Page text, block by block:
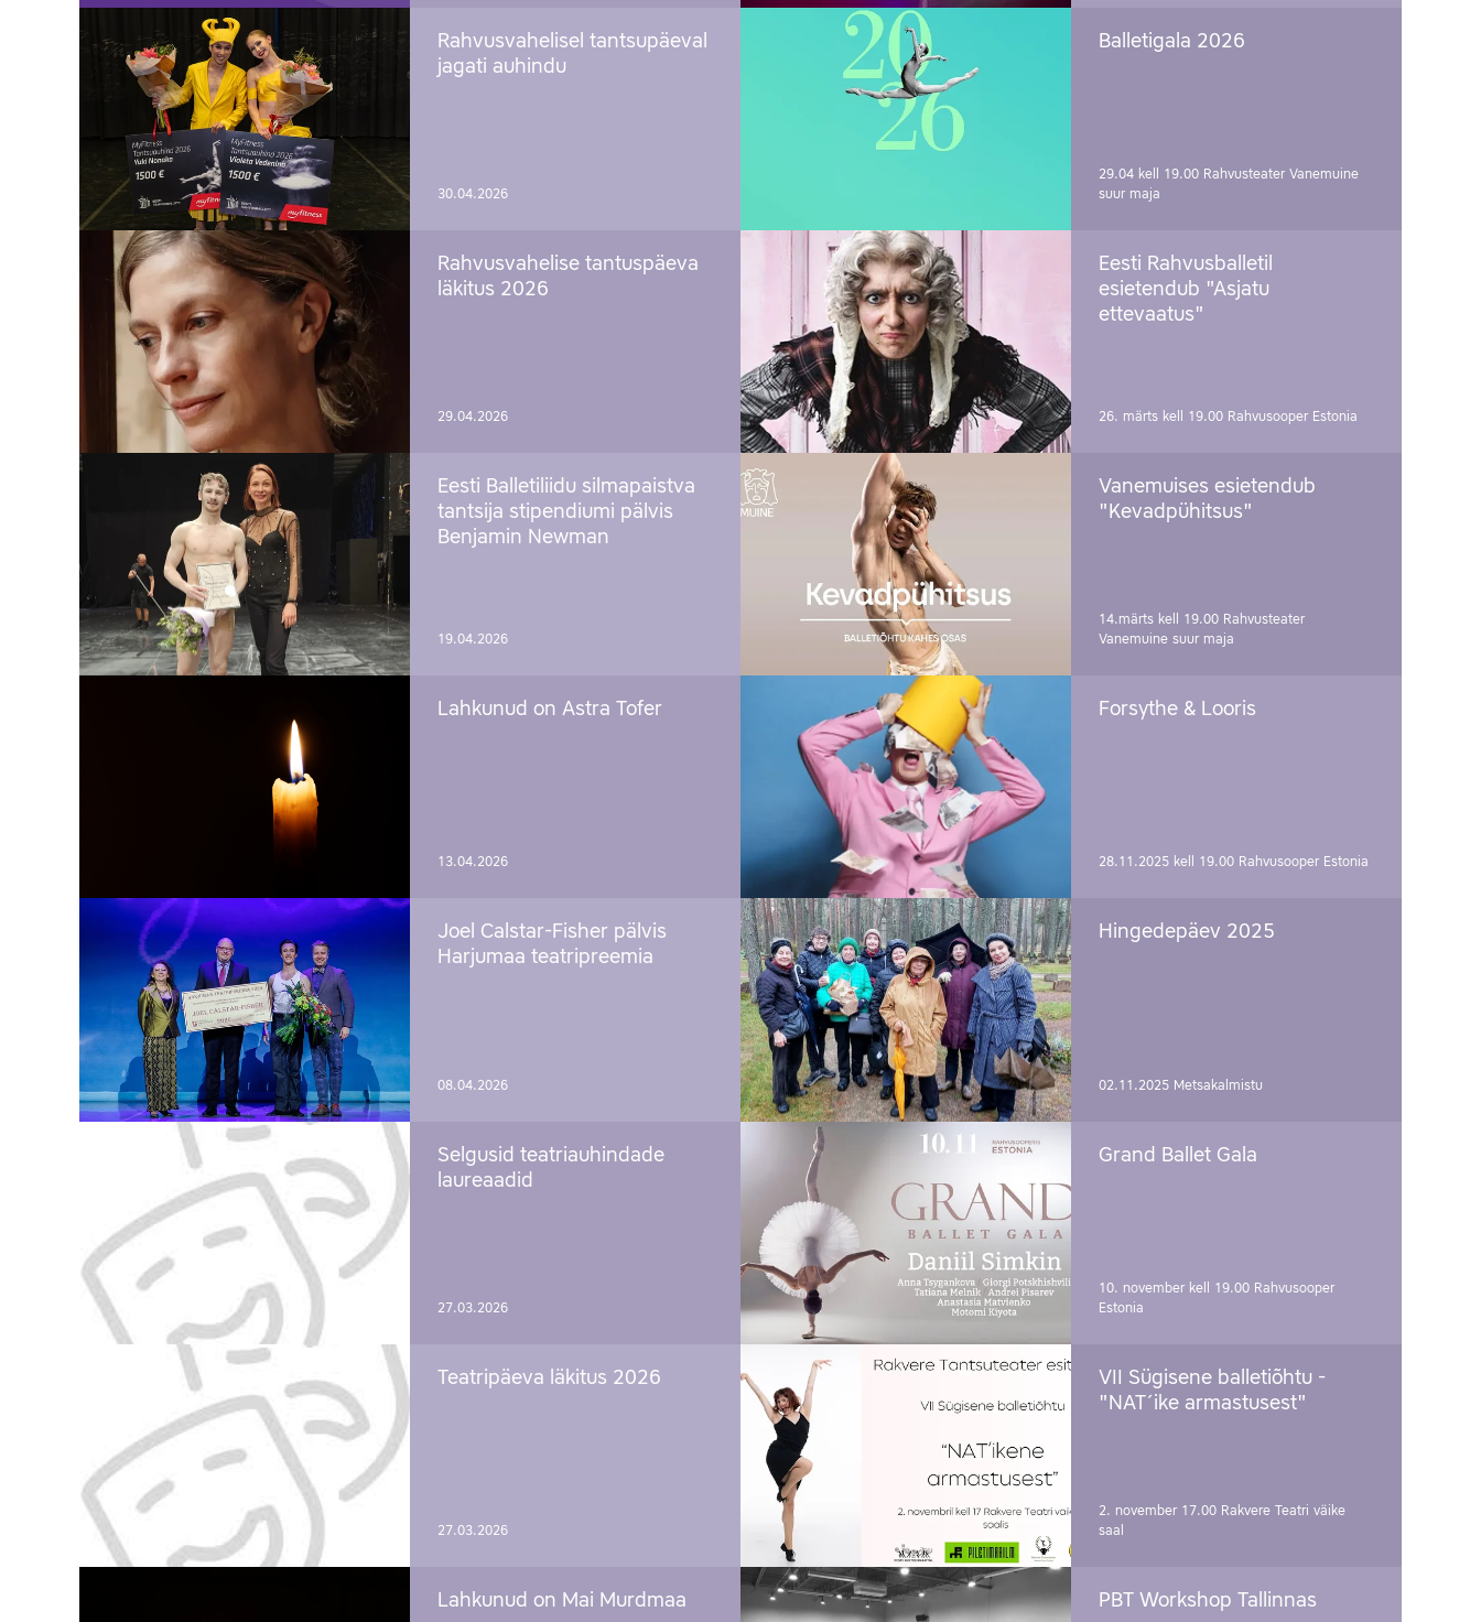
Rahvusvahelisel tantsupäeval
jagati auhindu
30.04.2026
Rahvusvahelise tantuspäeva
läkitus 2026
29.04.2026
Eesti Balletiliidu silmapaistva
tantsija stipendiumi pälvis
Benjamin Newman
19.04.2026
Lahkunud on Astra Tofer
13.04.2026
Joel Calstar-Fisher pälvis
Harjumaa teatripreemia
08.04.2026
Selgusid teatriauhindade
laureaadid
27.03.2026
Teatripäeva läkitus 2026
27.03.2026
Lahkunud on Mai Murdmaa
Balletigala 2026
29.04 kell 19.00 Rahvusteater Vanemuine
suur maja
Eesti Rahvusballetil
esietendub "Asjatu
ettevaatus"
26. märts kell 19.00 Rahvusooper Estonia
Vanemuises esietendub
"Kevadpühitsus"
14.märts kell 19.00 Rahvusteater
Vanemuine suur maja
Forsythe & Looris
28.11.2025 kell 19.00 Rahvusooper Estonia
Hingedepäev 2025
02.11.2025 Metsakalmistu
Grand Ballet Gala
10. november kell 19.00 Rahvusooper
Estonia
VII Sügisene balletiõhtu -
"NAT´ike armastusest"
2. november 17.00 Rakvere Teatri väike
saal
PBT Workshop Tallinnas